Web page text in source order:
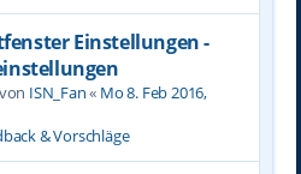
Einstellungen -
ISN_Fan« Mo 8. Feb 2016,
& Vorschläge